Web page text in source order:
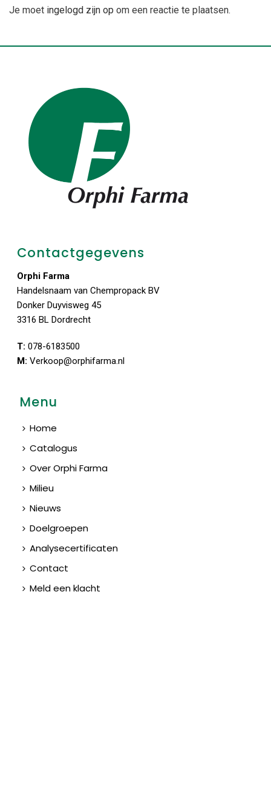
Je moet ingelogd zijn op om een reactie te plaatsen.
Contactgegevens
Orphi Farma
Handelsnaam van Chempropack BV
Donker Duyvisweg 45
3316 BL Dordrecht
T: 078-6183500
M: Verkoop@orphifarma.nl
Menu
Home
Catalogus
Over Orphi Farma
Milieu
Nieuws
Doelgroepen
Analysecertificaten
Contact
Meld een klacht